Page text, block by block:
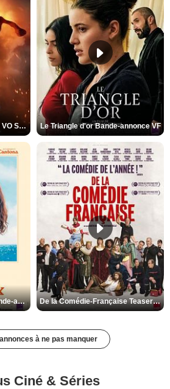
L'Odyssée Bande-annonce VO STFR Le Triangle d'or Bande-annonce VF
Les Matins merveilleux Bande-annonce VF De la Comédie-Française Teaser VF
à ne pas manquer
Ciné & Séries